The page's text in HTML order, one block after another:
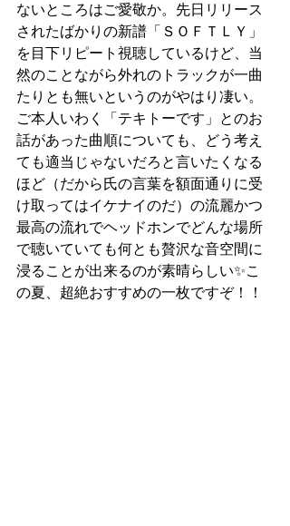
ないところはご愛敬か。先日リリース
されたばかりの新譜「ＳＯＦＴＬＹ」
を目下リピート視聴しているけど、当
然のことながら外れのトラックが一曲
たりとも無いというのがやはり凄い。
ご本人いわく「テキトーです」とのお
話があった曲順についても、どう考え
ても適当じゃないだろと言いたくなる
ほど（だから氏の言葉を額面通りに受
け取ってはイケナイのだ）の流麗かつ
最高の流れでヘッドホンでどんな場所
で聴いていても何とも贅沢な音空間に
浸ることが出来るのが素晴らしい✨こ
の夏、超絶おすすめの一枚ですぞ！！